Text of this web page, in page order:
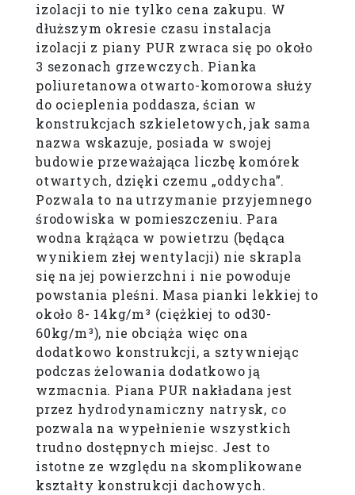
izolacji to nie tylko cena zakupu. W
dłuższym okresie czasu instalacja
izolacji z piany PUR zwraca się po około
3 sezonach grzewczych. Pianka
poliuretanowa otwarto-komorowa służy
do ocieplenia poddasza, ścian w
konstrukcjach szkieletowych, jak sama
nazwa wskazuje, posiada w swojej
budowie przeważająca liczbę komórek
otwartych, dzięki czemu „oddycha”.
Pozwala to na utrzymanie przyjemnego
środowiska w pomieszczeniu. Para
wodna krążąca w powietrzu (będąca
wynikiem złej wentylacji) nie skrapla
się na jej powierzchni i nie powoduje
powstania pleśni. Masa pianki lekkiej to
około 8- 14kg/m³ (ciężkiej to od30-
60kg/m³), nie obciąża więc ona
dodatkowo konstrukcji, a sztywniejąc
podczas żelowania dodatkowo ją
wzmacnia. Piana PUR nakładana jest
przez hydrodynamiczny natrysk, co
pozwala na wypełnienie wszystkich
trudno dostępnych miejsc. Jest to
istotne ze względu na skomplikowane
kształty konstrukcji dachowych.